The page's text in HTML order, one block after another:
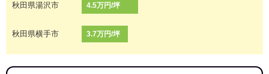
秋田県湯沢市 4.5万円/坪
秋田県横手市 3.7万円/坪